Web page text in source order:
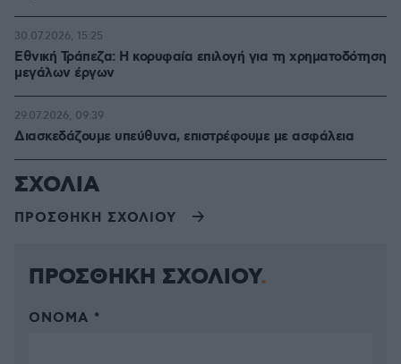
Εθνική Τράπεζα: Η κορυφαία επιλογή για τη χρηματοδότηση
μεγάλων έργων
30.07.2026, 15:25
Διασκεδάζουμε υπεύθυνα, επιστρέφουμε με ασφάλεια
29.07.2026, 09:39
ΣΧΟΛΙΑ
ΠΡΟΣΘΗΚΗ ΣΧΟΛΙΟΥ
ΠΡΟΣΘΗΚΗ ΣΧΟΛΙΟΥ
ΌΝΟΜΑ *